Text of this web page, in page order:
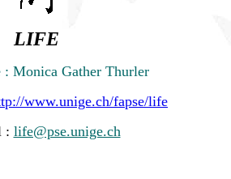
LIFE
: Monica Gather Thurler
www.unige.ch/fapse/life
: life@pse.unige.ch